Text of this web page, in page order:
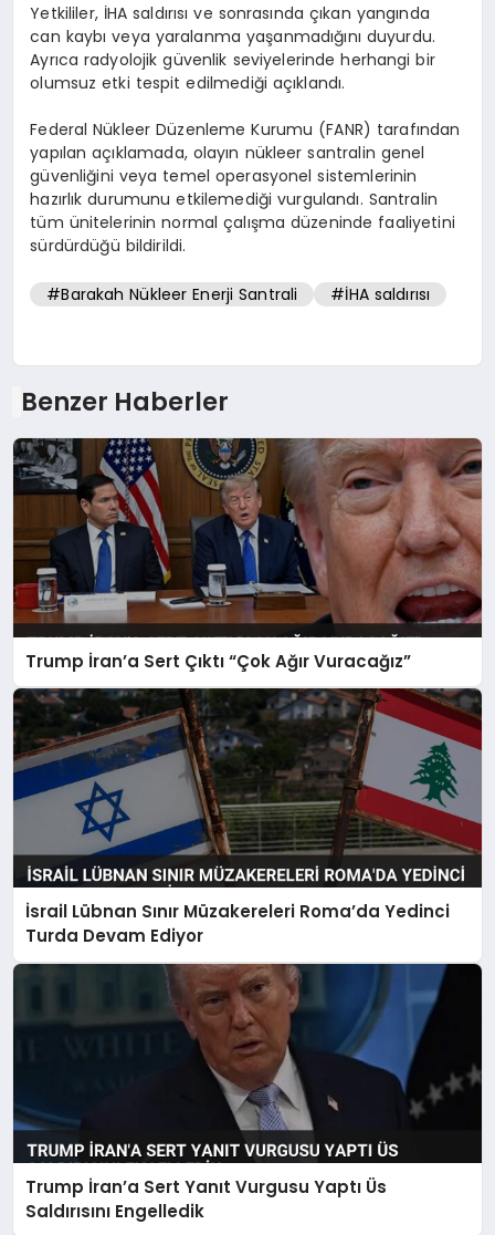
Yetkililer, İHA saldırısı ve sonrasında çıkan yangında
can kaybı veya yaralanma yaşanmadığını duyurdu.
Ayrıca radyolojik güvenlik seviyelerinde herhangi bir
olumsuz etki tespit edilmediği açıklandı.
Federal Nükleer Düzenleme Kurumu (FANR) tarafından
yapılan açıklamada, olayın nükleer santralin genel
güvenliğini veya temel operasyonel sistemlerinin
hazırlık durumunu etkilemediği vurgulandı. Santralin
tüm ünitelerinin normal çalışma düzeninde faaliyetini
sürdürdüğü bildirildi.
#Barakah Nükleer Enerji Santrali #İHA saldırısı
Benzer Haberler
Trump İran’a Sert Çıktı “Çok Ağır Vuracağız”
İsrail Lübnan Sınır Müzakereleri Roma’da Yedinci
Turda Devam Ediyor
Trump İran’a Sert Yanıt Vurgusu Yaptı Üs
Saldırısını Engelledik